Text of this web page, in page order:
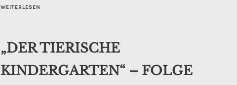
WEITERLESEN
„DER TIERISCHE
KINDERGARTEN“ – FOLGE